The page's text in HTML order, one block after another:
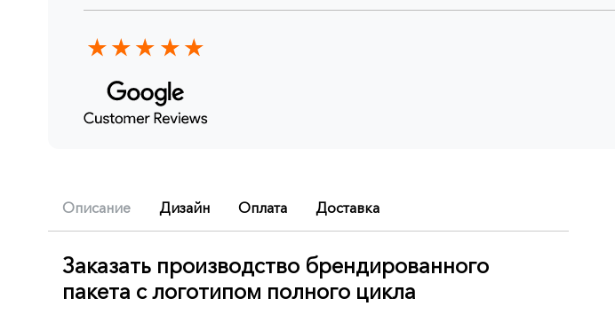
Описание
(active
tab)
Дизайн Оплата Доставка
Заказать производство брендированного
пакета с логотипом полного цикла